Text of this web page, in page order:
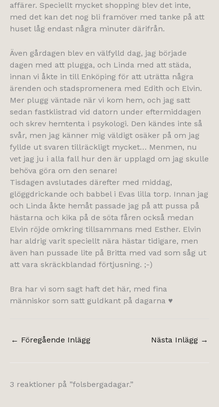
affärer. Speciellt mycket shopping blev det inte,
med det kan det nog bli framöver med tanke på att
huset låg endast några minuter därifrån.
Även gårdagen blev en välfylld dag, jag började
dagen med att plugga, och Linda med att städa,
innan vi åkte in till Enköping för att uträtta några
ärenden och stadspromenera med Edith och Elvin.
Mer plugg väntade när vi kom hem, och jag satt
sedan fastklistrad vid datorn under eftermiddagen
och skrev hemtenta i psykologi. Den kändes inte så
svår, men jag känner mig väldigt osäker på om jag
fyllde ut svaren tillräckligt mycket… Menmen, nu
vet jag ju i alla fall hur den är upplagd om jag skulle
behöva göra om den senare!
Tisdagen avslutades därefter med middag,
glöggdrickande och babbel i Evas lilla torp. Innan jag
och Linda åkte hemåt passade jag på att pussa på
hästarna och kika på de söta fåren också medan
Elvin röjde omkring tillsammans med Esther. Elvin
har aldrig varit speciellt nära hästar tidigare, men
även han pussade lite på Britta med vad som såg ut
att vara skräckblandad förtjusning. ;-)
Bra har vi som sagt haft det här, med fina
människor som satt guldkant på dagarna ♥
← Föregående Inlägg Nästa Inlägg →
3 reaktioner på ”folsbergadagar.”